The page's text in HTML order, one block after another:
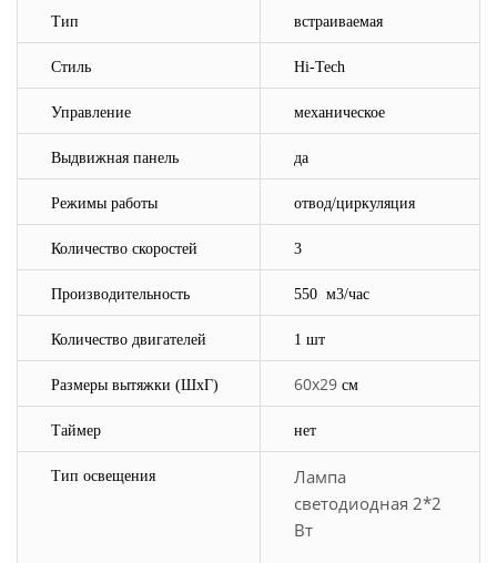
Тип встраиваемая
Стиль Hi-Tech
Управление механическое
Выдвижная панель да
Режимы работы отвод/циркуляция
Количество скоростей 3
Производительность 550 м3/час
Количество двигателей 1 шт
Размеры вытяжки (ШхГ) 60х29 см
Таймер нет
Тип освещения
Лампа
светодиодная 2*2
Вт